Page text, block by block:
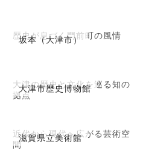
坂本（大津市）
歴史が息づく門前町の風情
大津市歴史博物館
大津の歴史と文化を巡る知の
拠点
滋賀県立美術館
近代から現代へ広がる芸術空
間